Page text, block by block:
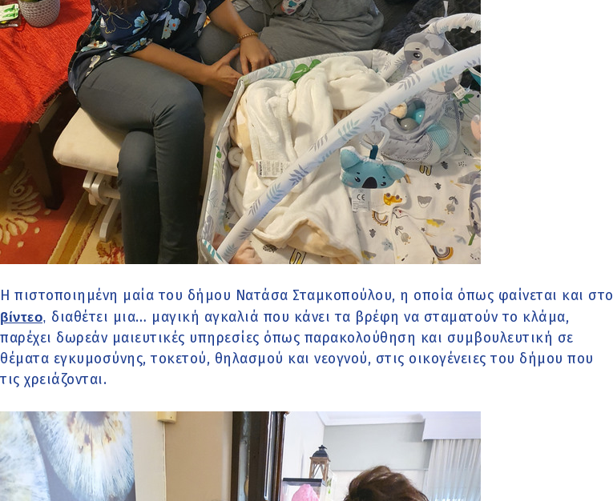
Η πιστοποιημένη μαία του δήμου Νατάσα Σταμκοπούλου, η οποία όπως φαίνεται και στο
βίντεο, διαθέτει μια… μαγική αγκαλιά που κάνει τα βρέφη να σταματούν το κλάμα,
παρέχει δωρεάν μαιευτικές υπηρεσίες όπως παρακολούθηση και συμβουλευτική σε
θέματα εγκυμοσύνης, τοκετού, θηλασμού και νεογνού, στις οικογένειες του δήμου που
τις χρειάζονται.